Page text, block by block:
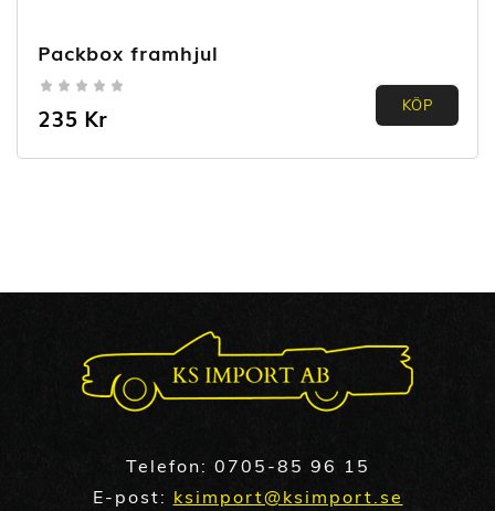
Packbox framhjul
0.00
5
235 Kr KÖP
Telefon: 0705-85 96 15
E-post: ksimport@ksimport.se